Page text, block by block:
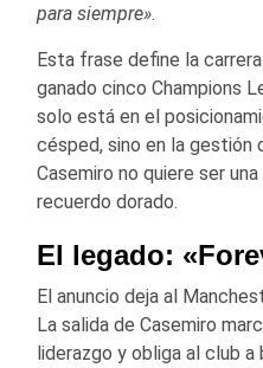
para siempre».
Esta frase define la
ganado cinco Champions
solo está en el
césped, sino en la gestión
Casemiro no quiere ser
recuerdo dorado.
El legado:
El anuncio deja al
La salida de Casemiro
liderazgo y obliga al club a